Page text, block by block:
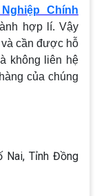
Chính
hợp lí. Vậy
cần được hỗ
không liên hệ
của chúng
Nai, Tỉnh Đồng